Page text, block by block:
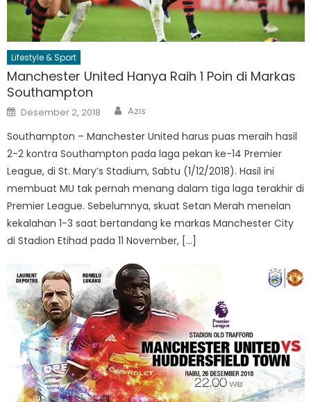
Lifestyle & Sport
Manchester United Hanya Raih 1 Poin di Markas
Southampton
Posted
on
Desember 2, 2018 Author
Azis
Southampton – Manchester United harus puas meraih hasil
2-2 kontra Southampton pada laga pekan ke-14 Premier
League, di St. Mary’s Stadium, Sabtu (1/12/2018). Hasil ini
membuat MU tak pernah menang dalam tiga laga terakhir di
Premier League. Sebelumnya, skuat Setan Merah menelan
kekalahan 1-3 saat bertandang ke markas Manchester City
di Stadion Etihad pada 11 November, […]